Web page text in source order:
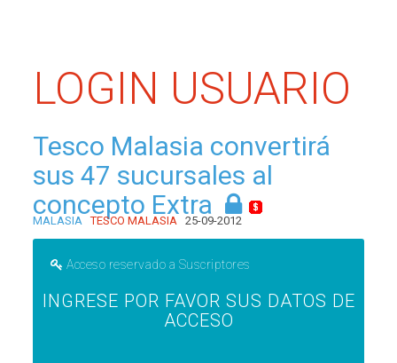
LOGIN USUARIO
Tesco Malasia convertirá
sus 47 sucursales al
concepto Extra
MALASIA TESCO MALASIA 25-09-2012
Acceso reservado a Suscriptores
INGRESE POR FAVOR SUS DATOS DE
ACCESO